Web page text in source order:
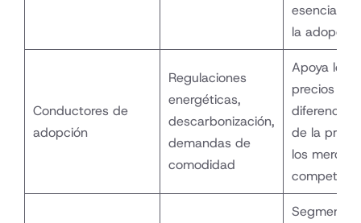
rotativo
único
esencial
la adopción
Conductores de
adopción
Regulaciones
energéticas,
descarbonización,
demandas de
comodidad
Apoya los
precios y la
de la
los
Segmento